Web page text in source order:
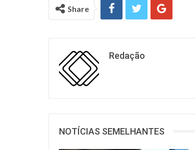
Share
Redação
NOTÍCIAS SEMELHANTES